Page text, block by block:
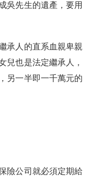
吳先生的遺產，要用
承人的直系血親卑親
兒也是法定繼承人，
另一半即一千萬元的
險公司就必須定期給